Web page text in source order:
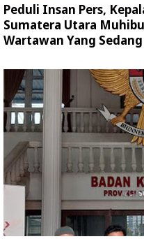
Peduli Insan Pers,
Sumatera Utara
Wartawan Yang